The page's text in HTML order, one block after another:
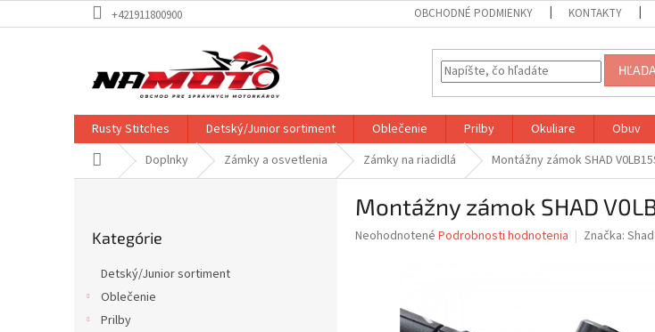
na
+421911800900 OBCHODNÉ PODMIENKY KONTAKTY
Rusty Stitches Detský/Junior sortiment Oblečenie Prilby Okuliare Obuv
DomovDoplnky Zámky a osvetlenia Zámky na riadidlá Montážny zámok SHAD
kategórie
Kategórie
Detský/Junior sortiment
Oblečenie
Prilby
Montážny zámok SHAD
Priemerné
Neohodnotené Podrobnosti hodnotenia Značka: Shad